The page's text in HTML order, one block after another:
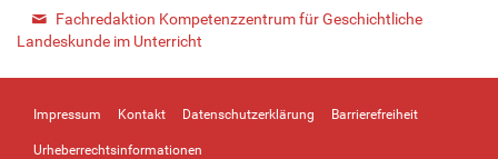
Fachredaktion Kompetenzzentrum für Geschichtliche
Landeskunde im Unterricht
Impressum Kontakt Datenschutzerklärung Barrierefreiheit
Urheberrechtsinformationen